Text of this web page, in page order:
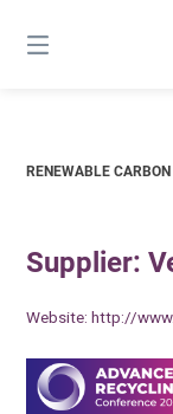
content
RENEWABLE
Supplier:
Website:http://